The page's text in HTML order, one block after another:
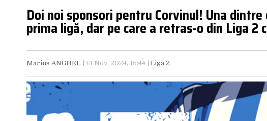
Doi noi sponsori pentru Corvinul! Una
prima ligă, dar pe care a retras-o din Liga 2
Marius ANGHEL 13 Nov. 2024, 15:44 Liga 2